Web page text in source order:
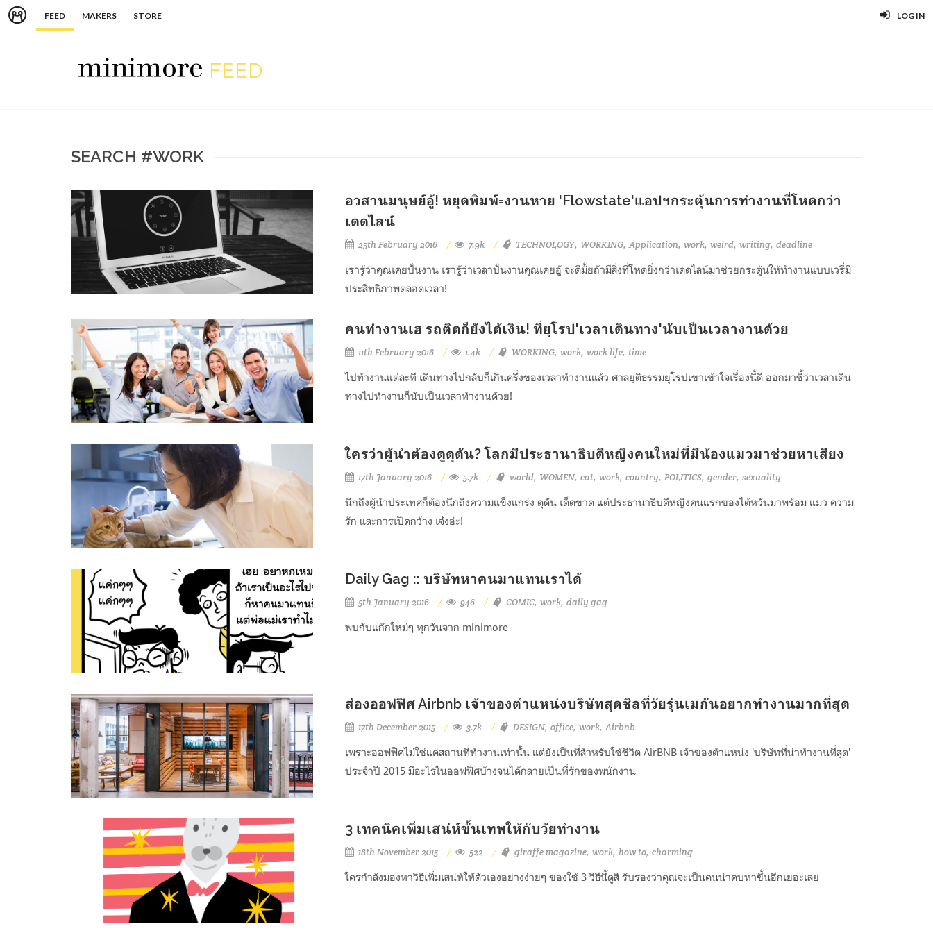
FEED MAKERS STORE LOG IN
FEED
SEARCH #WORK
อวสานมนุษย์อู้! หยุดพิมพ์=งานหาย 'Flowstate'แอปฯกระตุ้นการทำงานที่โหดกว่า
เดดไลน์
25th February 2016 7.9k TECHNOLOGY WORKING Application work weird writing deadline
เรารู้ว่าคุณเคยปั่นงาน เรารู้ว่าเวลาปั่นงานคุณเคยอู้ จะดีมั้ยถ้ามีสิ่งที่โหดยิ่งกว่าเดดไลน์มาช่วยกระตุ้นให้ทำงานแบบเวรี่มี
ประสิทธิภาพตลอดเวลา!
คนทำงานเฮ รถติดก็ยังได้เงิน! ที่ยุโรป'เวลาเดินทาง'นับเป็นเวลางานด้วย
11th February 2016 1.4k WORKING work work life time
ไปทำงานแต่ละที เดินทางไปกลับก็เกินครึ่งของเวลาทำงานแล้ว ศาลยุติธรรมยุโรปเขาเข้าใจเรื่องนี้ดี ออกมาชี้ว่าเวลาเดิน
ทางไปทำงานก็นับเป็นเวลาทำงานด้วย!
ใครว่าผู้นำต้องดูดุดัน? โลกมีประธานาธิบดีหญิงคนใหม่ที่มีน้องแมวมาช่วยหาเสียง
17th January 2016 5.7k world WOMEN cat work country POLITICS gender sexuality
นึกถึงผู้นำประเทศก็ต้องนึกถึงความแข็งแกร่ง ดุดัน เด็ดขาด แต่ประธานาธิบดีหญิงคนแรกของไต้หวันมาพร้อม แมว ความ
รัก และการเปิดกว้าง เจ๋งอ่ะ!
Daily Gag :: บริษัทหาคนมาแทนเราได้
5th January 2016 946 COMIC work daily gag
พบกับแก๊กใหม่ๆ ทุกวันจาก minimore
ส่องออฟฟิศ Airbnb เจ้าของตำแหน่งบริษัทสุดชิลที่วัยรุ่นเมกันอยากทำงานมากที่สุด
17th December 2015 3.7k DESIGN office work Airbnb
เพราะออฟฟิศไม่ใช่แค่สถานที่ทำงานเท่านั้น แต่ยังเป็นที่สำหรับใช้ชีวิต AirBNB เจ้าของตำแหน่ง 'บริษัทที่น่าทำงานที่สุด'
ประจำปี 2015 มีอะไรในออฟฟิศบ้างจนได้กลายเป็นที่รักของพนักงาน
3 เทคนิคเพิ่มเสน่ห์ขั้นเทพให้กับวัยทำงาน
18th November 2015 522 giraffe magazine work how to charming
ใครกำลังมองหาวิธีเพิ่มเสน่ห์ให้ตัวเองอย่างง่ายๆ ของใช้ 3 วิธีนี้ดูสิ รับรองว่าคุณจะเป็นคนน่าคบหาขึ้นอีกเยอะเลย